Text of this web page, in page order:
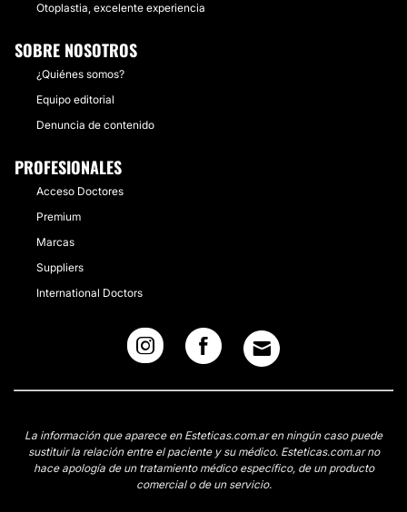
Otoplastia, excelente experiencia
SOBRE NOSOTROS
¿Quiénes somos?
Equipo editorial
Denuncia de contenido
PROFESIONALES
Acceso Doctores
Premium
Marcas
Suppliers
International Doctors
La información que aparece en Esteticas.com.ar en ningún caso puede
sustituir la relación entre el paciente y su médico. Esteticas.com.ar no
hace apología de un tratamiento médico específico, de un producto
comercial o de un servicio.